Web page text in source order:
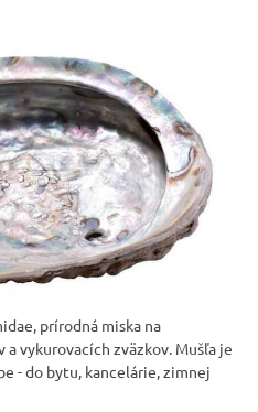
prírodná miska na
vykurovacích zväzkov. Mušľa je
- do bytu, kancelárie, zimnej